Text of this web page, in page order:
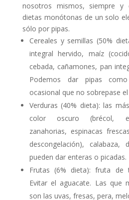
nosotros mismos, siempre y
dietas monótonas de un solo
sólo por pipas.
Cereales y semillas (50%
integral hervido, maíz
cebada, cañamones, pan
Podemos dar pipas
ocasional que no sobrepase
Verduras (40% dieta): las
color oscuro (brécol,
zanahorias, espinacas
descongelación),
pueden dar enteras o picadas.
Frutas (6% dieta): fruta de
Evitar el aguacate. Las que
son las uvas, fresas, pera,